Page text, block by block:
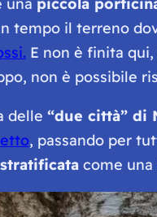
tempo il terreno
E non è finita
non è possibile
delle “due città” di
, passando per
stratificatacome una